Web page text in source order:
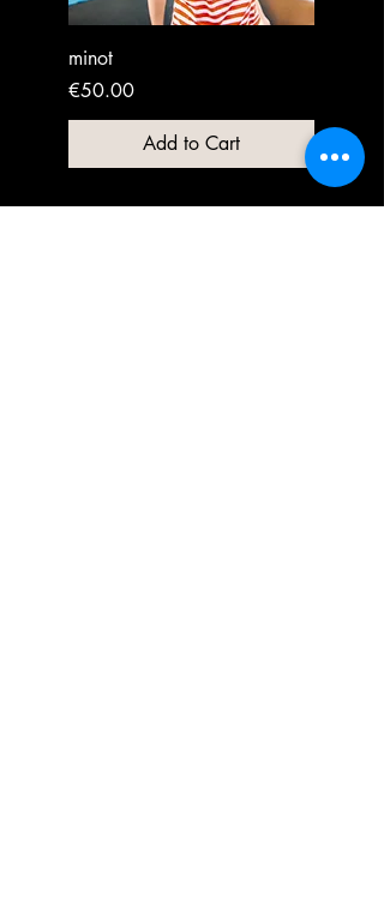
minot
Price
€50.00
Add to Cart